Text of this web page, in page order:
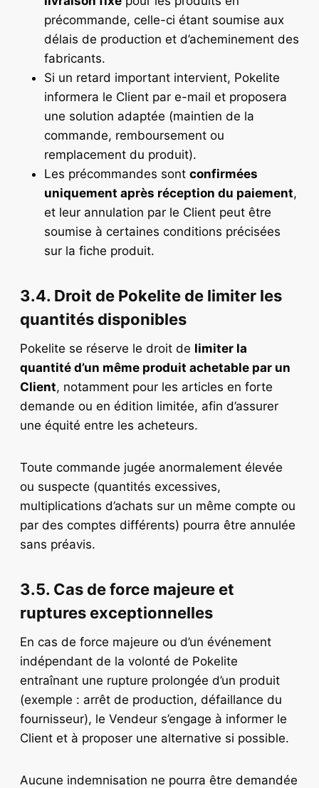
précommande, celle-ci étant soumise aux
délais de production et d’acheminement des
fabricants.
Si un retard important intervient, Pokelite
informera le Client par e-mail et proposera
une solution adaptée (maintien de la
commande, remboursement ou
remplacement du produit).
Les précommandes sont confirmées
uniquement après réception du paiement,
et leur annulation par le Client peut être
soumise à certaines conditions précisées
sur la fiche produit.
3.4. Droit de Pokelite de limiter les
quantités disponibles
Pokelite se réserve le droit de limiter la
quantité d’un même produit achetable par un
Client, notamment pour les articles en forte
demande ou en édition limitée, afin d’assurer
une équité entre les acheteurs.
Toute commande jugée anormalement élevée
ou suspecte (quantités excessives,
multiplications d’achats sur un même compte ou
par des comptes différents) pourra être annulée
sans préavis.
3.5. Cas de force majeure et
ruptures exceptionnelles
En cas de force majeure ou d’un événement
indépendant de la volonté de Pokelite
entraînant une rupture prolongée d’un produit
(exemple : arrêt de production, défaillance du
fournisseur), le Vendeur s’engage à informer le
Client et à proposer une alternative si possible.
Aucune indemnisation ne pourra être demandée